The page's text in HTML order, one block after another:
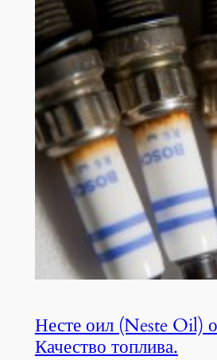
Несте оил (Neste Oil)
Качество топлива.